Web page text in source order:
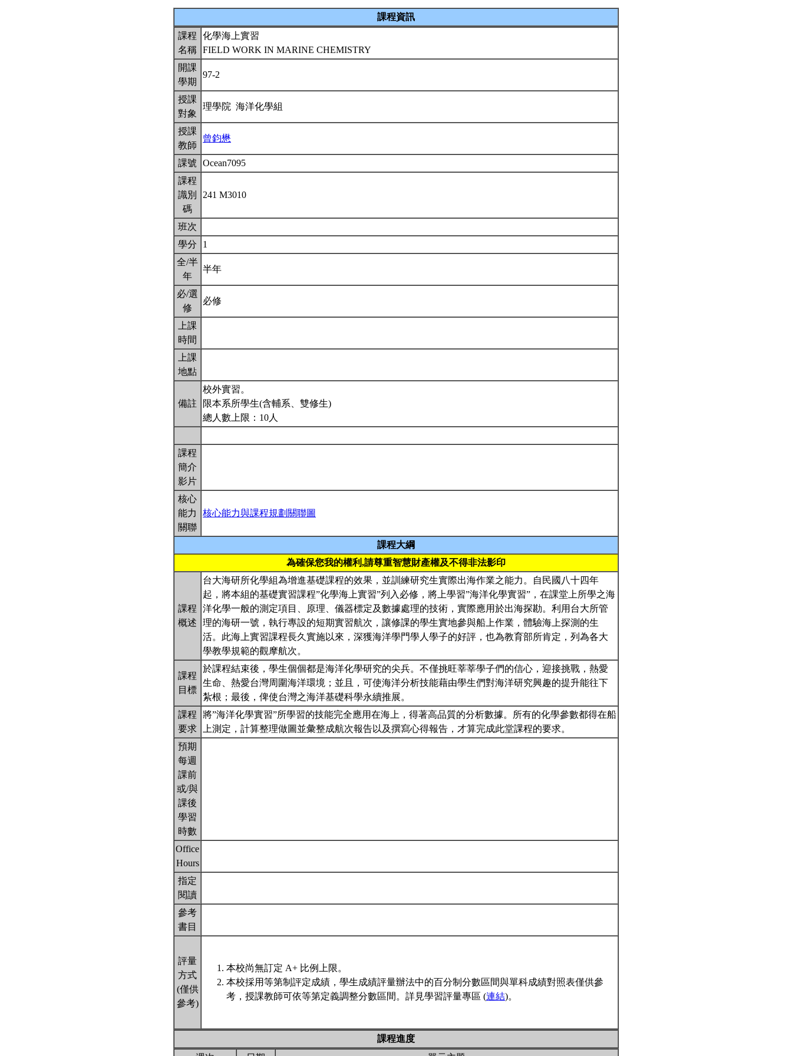
課程資訊
課程
名稱
化學海上實習
FIELD WORK IN MARINE CHEMISTRY
開課
學期
97-2
授課
對象
理學院 海洋化學組
授課
教師
曾鈞懋
課號
Ocean7095
課程
識別
碼
241 M3010
班次
學分
1
全/半
年
半年
必/選
修
必修
上課
時間
上課
地點
備註
校外實習。
限本系所學生(含輔系、雙修生)
總人數上限：10人
課程
簡介
影片
核心
能力
關聯
核心能力與課程規劃關聯圖
課程大綱
為確保您我的權利,請尊重智慧財產權及不得非法影印
課程
概述
台大海研所化學組為增進基礎課程的效果，並訓練研究生實際出海作業之能力。自民國八十四年
起，將本組的基礎實習課程”化學海上實習”列入必修，將上學習”海洋化學實習”，在課堂上所學之海
洋化學一般的測定項目、原理、儀器標定及數據處理的技術，實際應用於出海探勘。利用台大所管
理的海研一號，執行專設的短期實習航次，讓修課的學生實地參與船上作業，體驗海上探測的生
活。此海上實習課程長久實施以來，深獲海洋學門學人學子的好評，也為教育部所肯定，列為各大
學教學規範的觀摩航次。
課程
目標
於課程結束後，學生個個都是海洋化學研究的尖兵。不僅挑旺莘莘學子們的信心，迎接挑戰，熱愛
生命、熱愛台灣周圍海洋環境；並且，可使海洋分析技能藉由學生們對海洋研究興趣的提升能往下
紮根；最後，俾使台灣之海洋基礎科學永續推展。
課程
要求
將”海洋化學實習”所學習的技能完全應用在海上，得著高品質的分析數據。所有的化學參數都得在船
上測定，計算整理做圖並彙整成航次報告以及撰寫心得報告，才算完成此堂課程的要求。
預期
每週
課前
或/與
課後
學習
時數
Office
Hours
指定
閱讀
參考
書目
評量
方式
(僅供
參考)
本校尚無訂定 A+ 比例上限。
本校採用等第制評定成績，學生成績評量辦法中的百分制分數區間與單科成績對照表僅供參
考，授課教師可依等第定義調整分數區間。詳見學習評量專區 (連結)。
課程進度